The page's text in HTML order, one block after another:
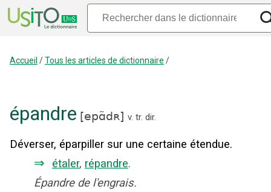
Accueil /Tous les articles de dictionnaire /
épandre [epɑ̃dʀ] v. tr. dir.
Déverser, éparpiller sur une certaine étendue.
⇒ étaler, répandre.
Épandre de l'engrais.